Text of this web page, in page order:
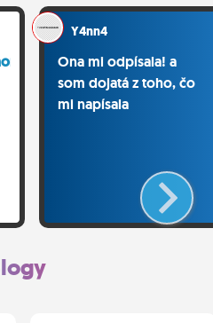
o...
Y4nn4
Ona mi odpísala! a
som dojatá z toho, čo
mi napísala